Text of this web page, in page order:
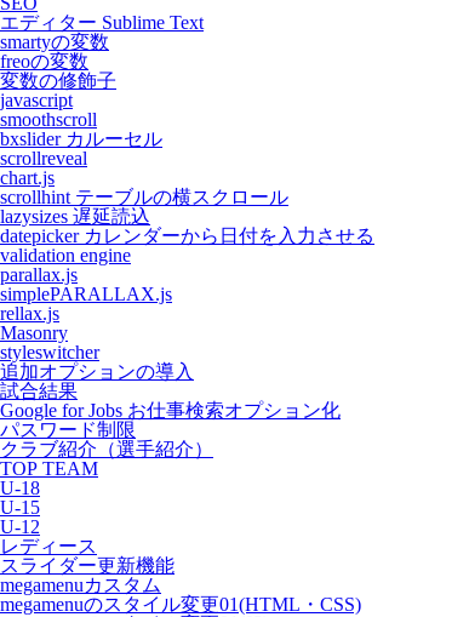
エディター Sublime Text
smartyの変数
freoの変数
変数の修飾子
javascript
smoothscroll
bxslider カルーセル
scrollreveal
chart.js
scrollhint テーブルの横スクロール
lazysizes 遅延読込
datepicker カレンダーから日付を入力させる
validation engine
parallax.js
simplePARALLAX.js
rellax.js
Masonry
styleswitcher
追加オプションの導入
試合結果
Google for Jobs お仕事検索オプション化
パスワード制限
クラブ紹介（選手紹介）
TOP TEAM
U-18
U-15
U-12
レディース
スライダー更新機能
megamenuカスタム
megamenuのスタイル変更01(HTML・CSS)